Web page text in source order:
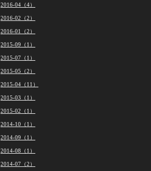
2016-04（4）
2016-02（2）
2016-01（2）
2015-09（1）
2015-07（1）
2015-05（2）
2015-04（11）
2015-03（1）
2015-02（1）
2014-10（1）
2014-09（1）
2014-08（1）
2014-07（2）